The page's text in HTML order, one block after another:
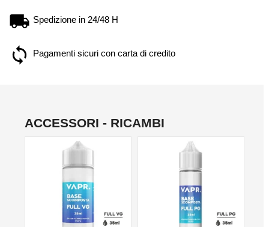
Spedizione in 24/48 H
Pagamenti sicuri con carta di credito
ACCESSORI - RICAMBI